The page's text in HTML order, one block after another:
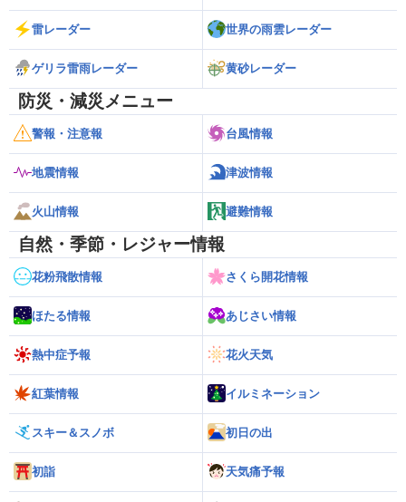
雷レーダー 世界の雨雲レーダー
ゲリラ雷雨レーダー 黄砂レーダー
防災・減災メニュー
警報・注意報 台風情報
地震情報 津波情報
火山情報 避難情報
自然・季節・レジャー情報
花粉飛散情報 さくら開花情報
ほたる情報 あじさい情報
熱中症予報 花火天気
紅葉情報 イルミネーション
スキー＆スノボ 初日の出
初詣 天気痛予報